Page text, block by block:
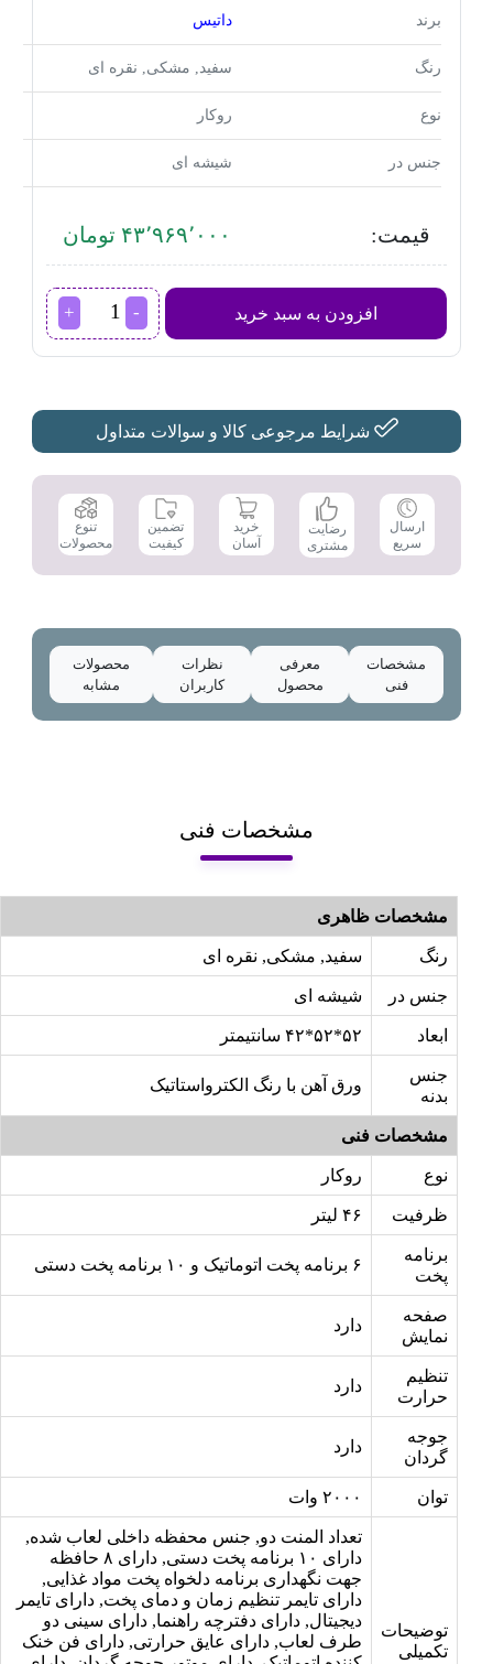
برند داتیس
رنگ سفید, مشکی, نقره ای
نوع روکار
جنس در شیشه ای
قیمت: ۴۳٬۹۶۹٬۰۰۰ تومان
افزودن به سبد خرید
فربرقی
داتیس
عدد
شرایط مرجوعی کالا و سوالات متداول
ارسال
سریع
رضایت
مشتری
خرید
آسان
تضمین
کیفیت
تنوع
محصولات
مشخصات
فنی
معرفی
محصول
نظرات
کاربران
محصولات
مشابه
مشخصات فنی
مشخصات ظاهری
رنگ سفید, مشکی, نقره ای
جنس در شیشه ای
ابعاد ۵۲*۵۲*۴۲ سانتیمتر
جنس
بدنه
ورق آهن با رنگ الکترواستاتیک
مشخصات فنی
نوع روکار
ظرفیت ۴۶ لیتر
برنامه
پخت
صفحه
نمایش
دارد
تنظیم
حرارت
دارد
جوجه
گردان
دارد
توان ۲۰۰۰ وات
توضیحات
تکمیلی
تعداد المنت دو, جنس محفظه داخلی لعاب شده,
دارای ۱۰ برنامه پخت دستی, دارای ۸ حافظه
جهت نگهداری برنامه دلخواه پخت مواد غذایی,
دارای تایمر تنظیم زمان و دمای پخت, دارای تایمر
دیجیتال, دارای دفترچه راهنما, دارای سینی دو
طرف لعاب, دارای عایق حرارتی, دارای فن خنک